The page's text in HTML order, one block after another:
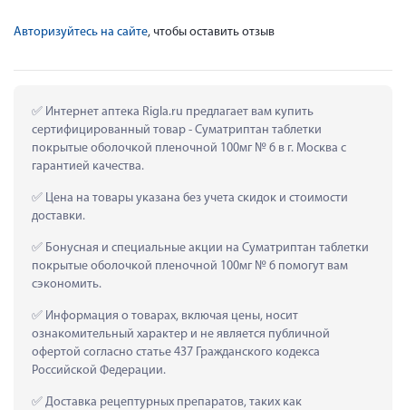
Авторизуйтесь на сайте, чтобы оставить отзыв
Интернет аптека Rigla.ru предлагает вам купить
сертифицированный товар - Суматриптан таблетки
покрытые оболочкой пленочной 100мг № 6 в г. Москва с
гарантией качества.
Цена на товары указана без учета скидок и стоимости
доставки.
Бонусная и специальные акции на Суматриптан таблетки
покрытые оболочкой пленочной 100мг № 6 помогут вам
сэкономить.
Информация о товарах, включая цены, носит
ознакомительный характер и не является публичной
офертой согласно статье 437 Гражданского кодекса
Российской Федерации.
Доставка рецептурных препаратов, таких как